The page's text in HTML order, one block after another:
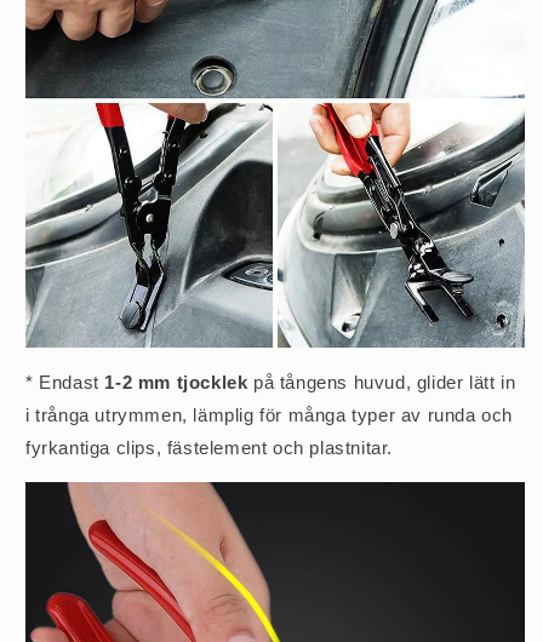
* Endast 1-2 mm tjocklek på tångens huvud, glider lätt in
i trånga utrymmen, lämplig för många typer av runda och
fyrkantiga clips, fästelement och plastnitar.